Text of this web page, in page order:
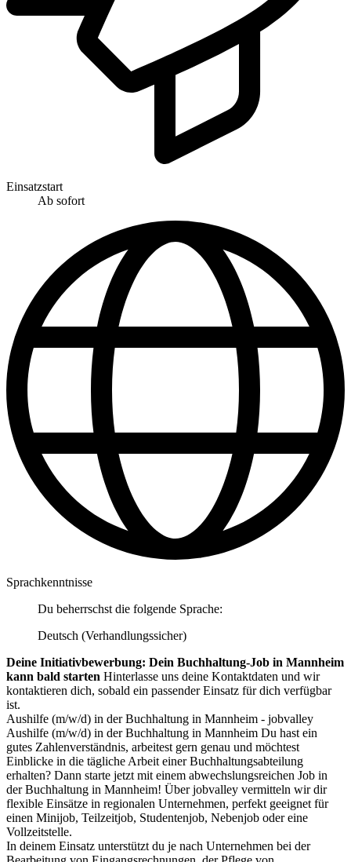
Einsatzstart
Ab sofort
Sprachkenntnisse
Du beherrschst die folgende Sprache:
Deutsch (Verhandlungssicher)
Deine Initiativbewerbung: Dein Buchhaltung-Job in Mannheim
kann bald starten Hinterlasse uns deine Kontaktdaten und wir
kontaktieren dich, sobald ein passender Einsatz für dich verfügbar
ist.
Aushilfe (m/w/d) in der Buchhaltung in Mannheim - jobvalley
Aushilfe (m/w/d) in der Buchhaltung in Mannheim Du hast ein
gutes Zahlenverständnis, arbeitest gern genau und möchtest
Einblicke in die tägliche Arbeit einer Buchhaltungsabteilung
erhalten? Dann starte jetzt mit einem abwechslungsreichen Job in
der Buchhaltung in Mannheim! Über jobvalley vermitteln wir dir
flexible Einsätze in regionalen Unternehmen, perfekt geeignet für
einen Minijob, Teilzeitjob, Studentenjob, Nebenjob oder eine
Vollzeitstelle.
In deinem Einsatz unterstützt du je nach Unternehmen bei der